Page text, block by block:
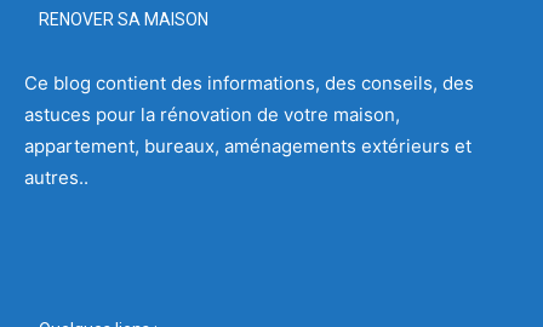
RENOVER SA MAISON
Ce blog contient des informations, des conseils, des
astuces pour la rénovation de votre maison,
appartement, bureaux, aménagements extérieurs et
autres..